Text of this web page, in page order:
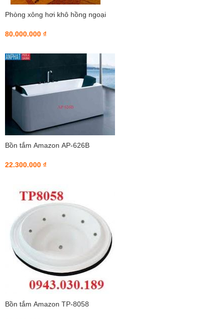
Phòng xông hơi khô hồng ngoại
80.000.000 ₫
Bồn tắm Amazon AP-626B
22.300.000 ₫
Bồn tắm Amazon TP-8058